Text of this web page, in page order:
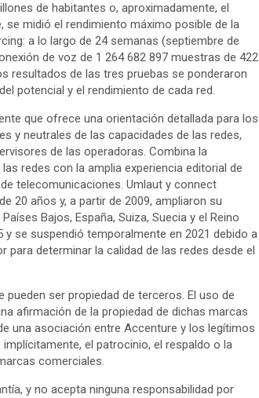
de habitantes o, aproximadamente, el
se midió el rendimiento máximo posible de la
a lo largo de 24 semanas (septiembre de
de voz de 1 264 682 897 muestras de 422
resultados de las tres pruebas se ponderaron
potencial y el rendimiento de cada red.
que ofrece una orientación detallada para los
y neutrales de las capacidades de las redes,
de las operadoras. Combina la
redes con la amplia experiencia editorial de
telecomunicaciones. Umlaut y connect
20 años y, a partir de 2009, ampliaron su
Bajos, España, Suiza, Suecia y el Reino
y se suspendió temporalmente en 2021 debido a
para determinar la calidad de las redes desde el
ser propiedad de terceros. El uso de
afirmación de la propiedad de dichas marcas
una asociación entre Accenture y los legítimos
el patrocinio, el respaldo o la
comerciales.
y no acepta ninguna responsabilidad por